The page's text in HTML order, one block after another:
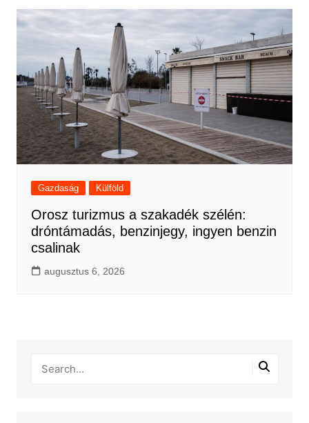
Gazdaság Külföld
Orosz turizmus a szakadék szélén:
dróntámadás, benzinjegy, ingyen benzin
csalinak
augusztus 6, 2026